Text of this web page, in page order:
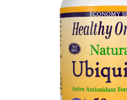
Оформление заказа
Подтверждение заказа